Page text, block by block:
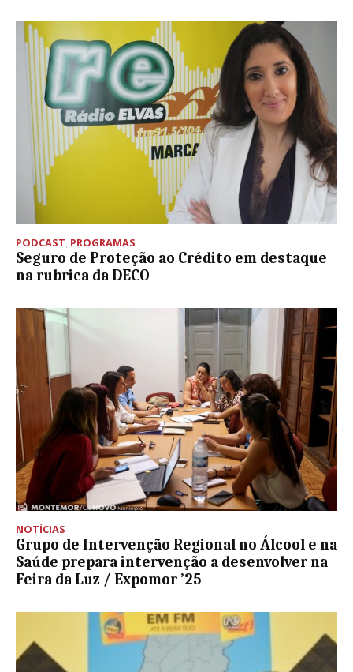
PODCAST, PROGRAMAS
Seguro de Proteção ao Crédito em destaque
na rubrica da DECO
NOTÍCIAS
Grupo de Intervenção Regional no Álcool e na
Saúde prepara intervenção a desenvolver na
Feira da Luz / Expomor ’25